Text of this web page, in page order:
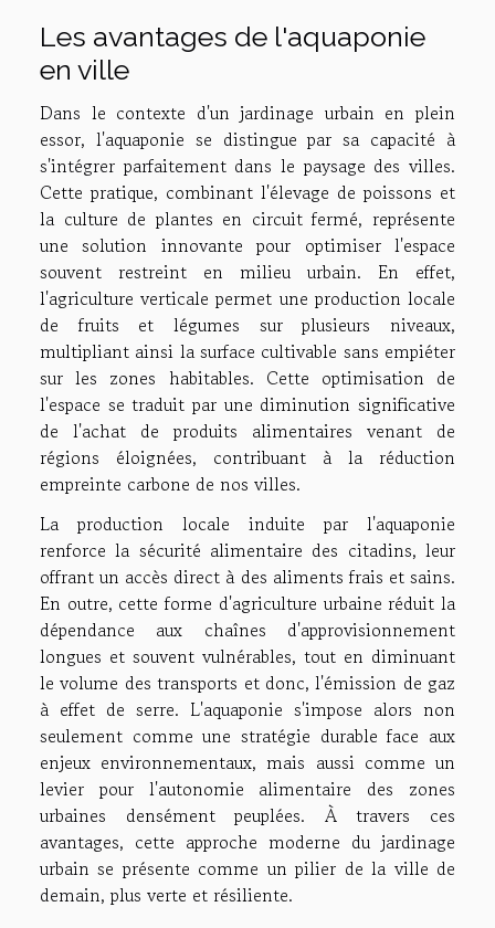
Les avantages de l'aquaponie
en ville
Dans le contexte d'un jardinage urbain en plein
essor, l'aquaponie se distingue par sa capacité à
s'intégrer parfaitement dans le paysage des villes.
Cette pratique, combinant l'élevage de poissons et
la culture de plantes en circuit fermé, représente
une solution innovante pour optimiser l'espace
souvent restreint en milieu urbain. En effet,
l'agriculture verticale permet une production locale
de fruits et légumes sur plusieurs niveaux,
multipliant ainsi la surface cultivable sans empiéter
sur les zones habitables. Cette optimisation de
l'espace se traduit par une diminution significative
de l'achat de produits alimentaires venant de
régions éloignées, contribuant à la réduction
empreinte carbone de nos villes.
La production locale induite par l'aquaponie
renforce la sécurité alimentaire des citadins, leur
offrant un accès direct à des aliments frais et sains.
En outre, cette forme d'agriculture urbaine réduit la
dépendance aux chaînes d'approvisionnement
longues et souvent vulnérables, tout en diminuant
le volume des transports et donc, l'émission de gaz
à effet de serre. L'aquaponie s'impose alors non
seulement comme une stratégie durable face aux
enjeux environnementaux, mais aussi comme un
levier pour l'autonomie alimentaire des zones
urbaines densément peuplées. À travers ces
avantages, cette approche moderne du jardinage
urbain se présente comme un pilier de la ville de
demain, plus verte et résiliente.